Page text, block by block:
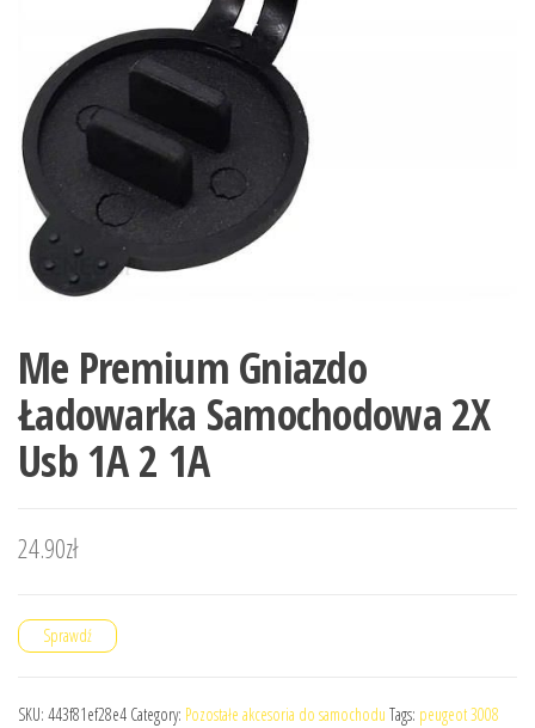
Me Premium Gniazdo
Ładowarka Samochodowa 2X
Usb 1A 2 1A
24.90zł
Sprawdź
SKU: 443f81ef28e4 Category: Pozostałe akcesoria do samochodu Tags: peugeot 3008